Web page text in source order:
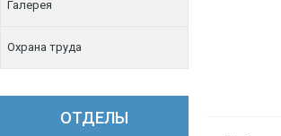
Галерея
Охрана труда
ОТДЕЛЫ